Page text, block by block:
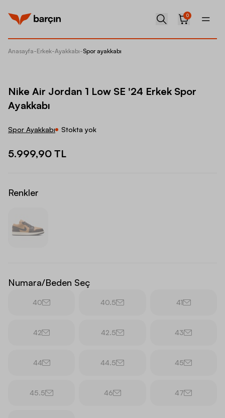
0
Anasayfa-Erkek-Ayakkabı-Spor ayakkabı
Nike Air Jordan 1 Low SE '24 Erkek Spor
Ayakkabı
Spor Ayakkabı Stokta yok
5.999,90 TL
Renkler
Numara/Beden Seç
40 40.5 41
42 42.5 43
44 44.5 45
45.5 46 47